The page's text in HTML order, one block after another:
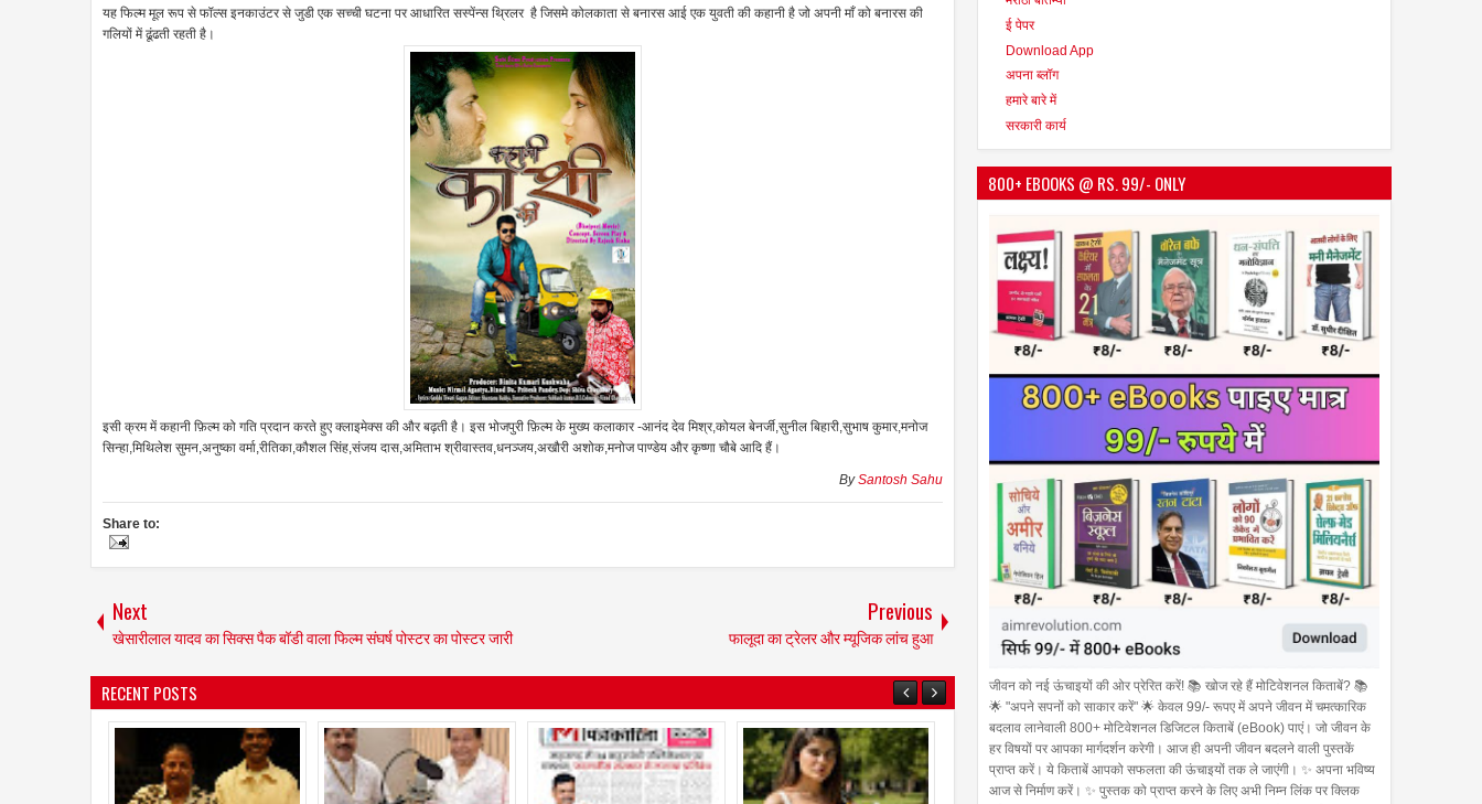
यह फिल्म मूल रूप से फॉल्स इनकाउंटर से जुडी एक सच्ची घटना पर आधारित सस्पेंन्स थ्रिलर है जिसमे कोलकाता से बनारस आई एक युवती की कहानी है जो अपनी माँ को बनारस की
गलियों में ढूंढती रहती है।
इसी क्रम में कहानी फ़िल्म को गति प्रदान करते हुए क्लाइमेक्स की और बढ़ती है। इस भोजपुरी फ़िल्म के मुख्य कलाकार -आनंद देव मिश्र,कोयल बेनर्जी,सुनील बिहारी,सुभाष कुमार,मनोज
सिन्हा,मिथिलेश सुमन,अनुष्का वर्मा,रीतिका,कौशल सिंह,संजय दास,अमिताभ श्रीवास्तव,धनञ्जय,अखौरी अशोक,मनोज पाण्डेय और कृष्णा चौबे आदि हैं।
BySantosh Sahu
Share to:
Next
खेसारीलाल यादव का सिक्स पैक बॉडी वाला फिल्म संघर्ष पोस्टर का पोस्टर जारी
Previous
फालूदा का ट्रेलर और म्यूजिक लांच हुआ
RECENT POSTS
ई पेपर
Download App
अपना ब्लॉग
हमारे बारे में
सरकारी कार्य
800+ EBOOKS @ RS. 99/- ONLY
जीवन को नई ऊंचाइयों की ओर प्रेरित करें! 📚 खोज रहे हैं मोटिवेशनल किताबें? 📚
🌟 "अपने सपनों को साकार करें" 🌟 केवल 99/- रूपए में अपने जीवन में चमत्कारिक
बदलाव लानेवाली 800+ मोटिवेशनल डिजिटल किताबें (eBook) पाएं। जो जीवन के
हर विषयों पर आपका मार्गदर्शन करेगी। आज ही अपनी जीवन बदलने वाली पुस्तकें
प्राप्त करें। ये किताबें आपको सफलता की ऊंचाइयों तक ले जाएंगी। ✨ अपना भविष्य
आज से निर्माण करें। ✨ पुस्तक को प्राप्त करने के लिए अभी निम्न लिंक पर क्लिक